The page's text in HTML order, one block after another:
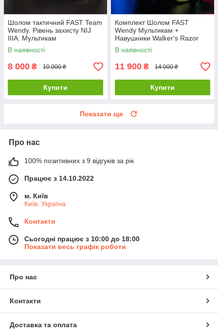
Шолом тактичний FAST Team
Wendy. Рівень захисту NIJ
IIIA. Мультикам
В наявності
8 000 ₴ 10 000 ₴
Купити
Комплект Шолом FAST
Wendy Мультикам +
Навушники Walker's Razor
Slim + Кріплення
"Чебурашка" + Ліхтар + Кавер
В наявності
11 900 ₴ 14 000 ₴
Купити
Показати ще
Про нас
100% позитивних з 9 відгуків за рік
Працює з 14.10.2022
м. Київ
Київ, Україна
Контакти
Сьогодні працює з 10:00 до 18:00
Показати весь графік роботи
Про нас
Контакти
Доставка та оплата